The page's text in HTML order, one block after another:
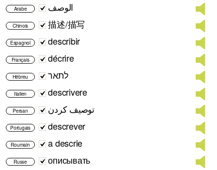
Arabe الوصف
Chinois 描述/描写
Espagnol describir
Français décrire
Hébreu לתאר
Italien descrivere
Persan توصیف کردن
Portugais descrever
Roumain a descrie
Russe описывать